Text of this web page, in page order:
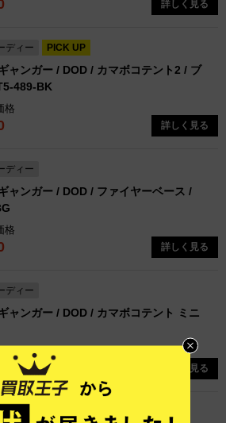
詳しく見る
ディー PICK UP
ャンガー / DOD / カマボコテント2 / ブ
489-BK
格
詳しく見る
ディー
ャンガー / DOD / ファイヤーベース /
格
詳しく見る
ディー
ャンガー / DOD / カマボコテント ミニ
詳しく見る
ディー